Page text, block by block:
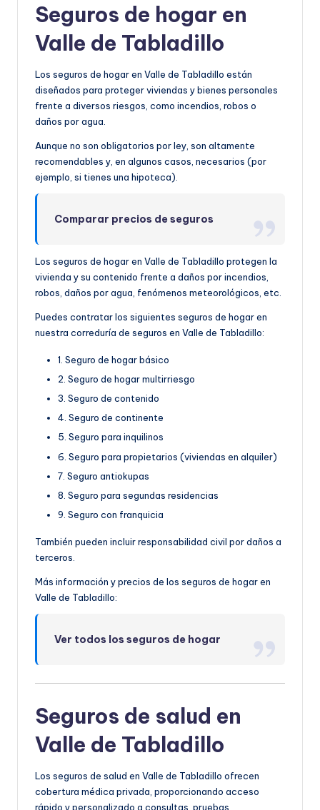
Seguros de hogar en
Valle de Tabladillo
Los seguros de hogar en Valle de Tabladillo están
diseñados para proteger viviendas y bienes personales
frente a diversos riesgos, como incendios, robos o
daños por agua.
Aunque no son obligatorios por ley, son altamente
recomendables y, en algunos casos, necesarios (por
ejemplo, si tienes una hipoteca).
Comparar precios de seguros
Los seguros de hogar en Valle de Tabladillo protegen la
vivienda y su contenido frente a daños por incendios,
robos, daños por agua, fenómenos meteorológicos, etc.
Puedes contratar los siguientes seguros de hogar en
nuestra correduría de seguros en Valle de Tabladillo:
1. Seguro de hogar básico
2. Seguro de hogar multirriesgo
3. Seguro de contenido
4. Seguro de continente
5. Seguro para inquilinos
6. Seguro para propietarios (viviendas en alquiler)
7. Seguro antiokupas
8. Seguro para segundas residencias
9. Seguro con franquicia
También pueden incluir responsabilidad civil por daños a
terceros.
Más información y precios de los seguros de hogar en
Valle de Tabladillo:
Ver todos los seguros de hogar
Seguros de salud en
Valle de Tabladillo
Los seguros de salud en Valle de Tabladillo ofrecen
cobertura médica privada, proporcionando acceso
rápido y personalizado a consultas, pruebas